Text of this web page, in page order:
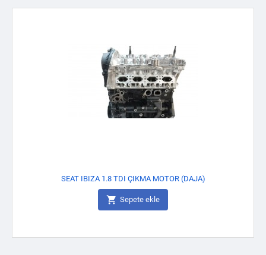
SEAT IBIZA 1.8 TDI ÇIKMA MOTOR (DAJA)
 Sepete ekle